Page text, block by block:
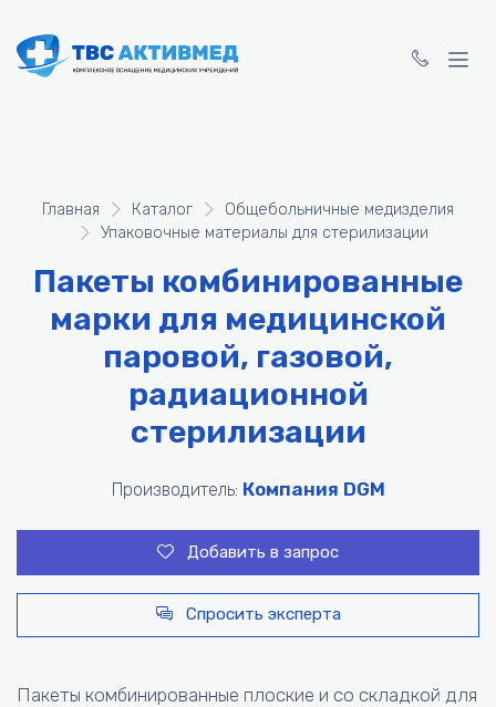
Главная Каталог
Общебольничные медизделия
Упаковочные материалы для стерилизации
Пакеты комбинированные
марки для медицинской
паровой, газовой,
радиационной
стерилизации
Производитель: Компания DGM
Добавить в запрос
Спросить эксперта
Пакеты комбинированные плоские и со складкой для